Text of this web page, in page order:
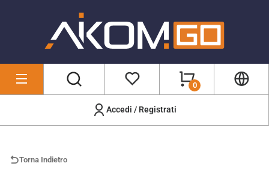
Accedi / Registrati
0
Torna Indietro